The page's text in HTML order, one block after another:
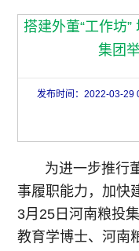
搭建外董“工作坊
集团
发布时间：2022-03-29
为进一步推行
事履职能力，加快
3月25日河南粮投
教育学博士、河南